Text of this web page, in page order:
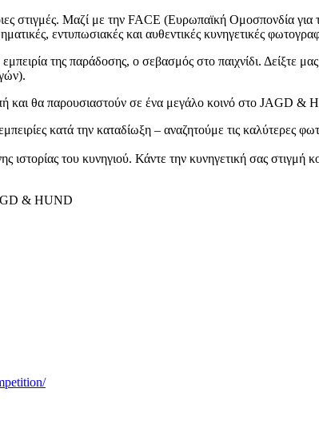
στιγμές. Μαζί με την FACE (Ευρωπαϊκή Ομοσπονδία
εντυπωσιακές και αυθεντικές κυνηγετικές
της παράδοσης, ο σεβασμός στο παιχνίδι. Δείξτε
και θα παρουσιαστούν σε ένα μεγάλο κοινό στο JAGD
κατά την καταδίωξη – αναζητούμε τις καλύτερες
ιστορίας του κυνηγιού. Κάντε την κυνηγετική σας στιγμή
& HUND